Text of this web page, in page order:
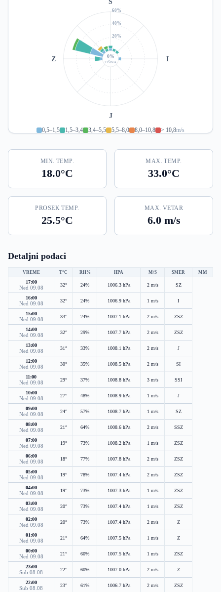
20%
40%
60%
S
I
J
Z 0%
TIŠINA
0,5–1,5 1,5–3,4 3,4–5,5 5,5–8,0 8,0–10,8 > 10,8m/s
MIN. TEMP.
18.0°C
MAX. TEMP.
33.0°C
PROSEK TEMP.
25.5°C
MAX. VETAR
6.0 m/s
Detaljni podaci
VREME T°C RH% HPA M/S SMER MM
17:00
Ned 09.08 32° 24% 1006.3 hPa 2 m/s SZ
16:00
Ned 09.08 32° 24% 1006.9 hPa 1 m/s I
15:00
Ned 09.08 33° 24% 1007.1 hPa 2 m/s ZSZ
14:00
Ned 09.08 32° 29% 1007.7 hPa 2 m/s ZSZ
13:00
Ned 09.08 31° 33% 1008.1 hPa 2 m/s J
12:00
Ned 09.08 30° 35% 1008.5 hPa 2 m/s SI
11:00
Ned 09.08 29° 37% 1008.8 hPa 3 m/s SSI
10:00
Ned 09.08 27° 48% 1008.9 hPa 1 m/s J
09:00
Ned 09.08 24° 57% 1008.7 hPa 1 m/s SZ
08:00
Ned 09.08 21° 64% 1008.6 hPa 2 m/s SSZ
07:00
Ned 09.08 19° 73% 1008.2 hPa 1 m/s ZSZ
06:00
Ned 09.08 18° 77% 1007.8 hPa 2 m/s ZSZ
05:00
Ned 09.08 19° 78% 1007.4 hPa 2 m/s ZSZ
04:00
Ned 09.08 19° 73% 1007.3 hPa 1 m/s ZSZ
03:00
Ned 09.08 20° 73% 1007.4 hPa 1 m/s ZSZ
02:00
Ned 09.08 20° 73% 1007.4 hPa 2 m/s Z
01:00
Ned 09.08 21° 64% 1007.5 hPa 1 m/s Z
00:00
Ned 09.08 21° 60% 1007.5 hPa 1 m/s ZSZ
23:00
Sub 08.08 22° 60% 1007.0 hPa 2 m/s Z
22:00
Sub 08.08 23° 61% 1006.7 hPa 2 m/s ZSZ